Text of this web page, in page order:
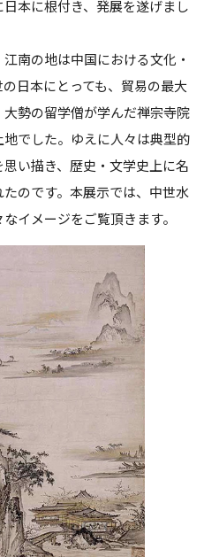
本に根付き、発展を遂げまし
南の地は中国における文化・
日本にとっても、貿易の最大
勢の留学僧が学んだ禅宗寺院
でした。ゆえに人々は典型的
い描き、歴史・文学史上に名
のです。本展示では、中世水
イメージをご覧頂きます。